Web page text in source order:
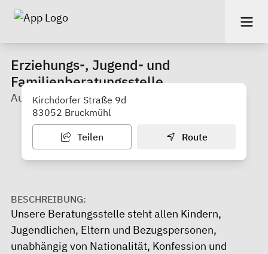
Erziehungs-, Jugend- und
Familienberatungsstelle
Außenstelle Bruckmühl
Kirchdorfer Straße 9d
83052 Bruckmühl
Teilen Route
BESCHREIBUNG:
Unsere Beratungsstelle steht allen Kindern,
Jugendlichen, Eltern und Bezugspersonen,
unabhängig von Nationalität, Konfession und